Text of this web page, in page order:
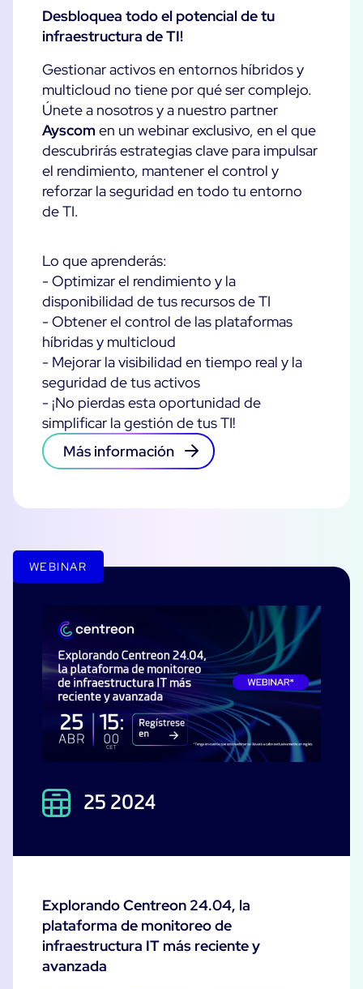
Monitorización Cloud
Monitorización de Contenedores
Observabilidad
Rendimiento web
Todos
MSP
Sanidad
Educación
Público
Todos
AWS
Cisco Meraki
Google Cloud Platform
Kubernetes
Microsoft 365
Microsoft Azure
POR QUÉ CENTREON
Nuestra visión
Beneficios
Prueba gratuita
Aliados
ON Partner Program
Centreon en AWS
Servicios
Servicios profesionales
Atención al cliente
Formación
Comunidad
The Watch
Github
Consejos de ahorro energético para ITOps
Documentación
The Watch
Todos los recursos
Ebooks
Empresa
Infografía
Mejores prácticas
Eventos
Desbloquea todo el potencial de tu
infraestructura de TI!
Gestionar activos en entornos híbridos y
multicloud no tiene por qué ser complejo.
Únete a nosotros y a nuestro partner
Ayscom en un webinar exclusivo, en el que
descubrirás estrategias clave para impulsar
el rendimiento, mantener el control y
reforzar la seguridad en todo tu entorno
de TI.
Lo que aprenderás:
- Optimizar el rendimiento y la
disponibilidad de tus recursos de TI
- Obtener el control de las plataformas
híbridas y multicloud
- Mejorar la visibilidad en tiempo real y la
seguridad de tus activos
- ¡No pierdas esta oportunidad de
simplificar la gestión de tus TI!
Más información
WEBINAR
25 2024
Explorando Centreon 24.04, la
plataforma de monitoreo de
infraestructura IT más reciente y
avanzada